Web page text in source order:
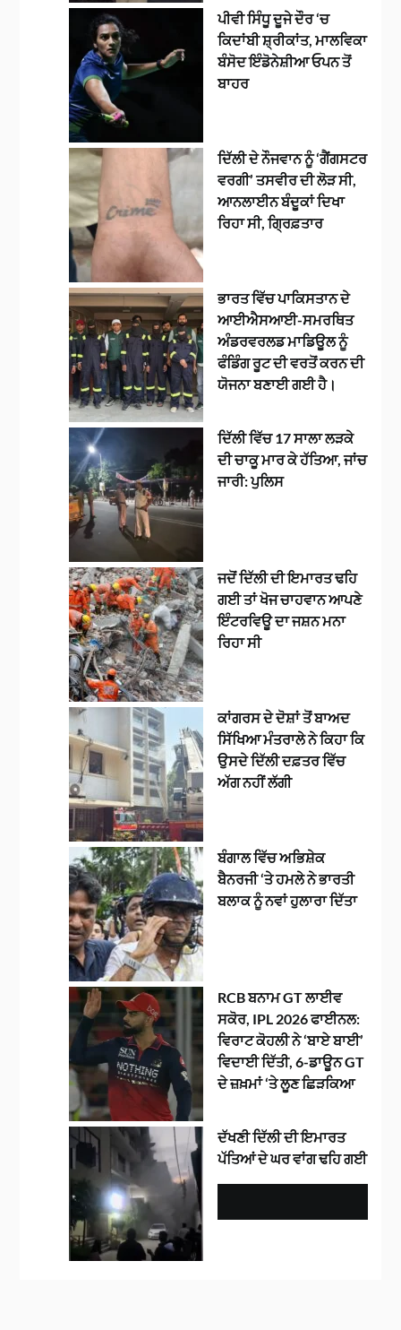
ਪੀਵੀ ਸਿੰਧੂ ਦੂਜੇ ਦੌਰ ‘ਚ
ਕਿਦਾਂਬੀ ਸ਼੍ਰੀਕਾਂਤ, ਮਾਲਵਿਕਾ
ਬੰਸੋਦ ਇੰਡੋਨੇਸ਼ੀਆ ਓਪਨ ਤੋਂ
ਬਾਹਰ
ਦਿੱਲੀ ਦੇ ਨੌਜਵਾਨ ਨੂੰ ‘ਗੈਂਗਸਟਰ
ਵਰਗੀ’ ਤਸਵੀਰ ਦੀ ਲੋੜ ਸੀ,
ਆਨਲਾਈਨ ਬੰਦੂਕਾਂ ਦਿਖਾ
ਰਿਹਾ ਸੀ, ਗ੍ਰਿਫ਼ਤਾਰ
ਭਾਰਤ ਵਿੱਚ ਪਾਕਿਸਤਾਨ ਦੇ
ਆਈਐਸਆਈ-ਸਮਰਥਿਤ
ਅੰਡਰਵਰਲਡ ਮਾਡਿਊਲ ਨੂੰ
ਫੰਡਿੰਗ ਰੂਟ ਦੀ ਵਰਤੋਂ ਕਰਨ ਦੀ
ਯੋਜਨਾ ਬਣਾਈ ਗਈ ਹੈ।
ਦਿੱਲੀ ਵਿੱਚ 17 ਸਾਲਾ ਲੜਕੇ
ਦੀ ਚਾਕੂ ਮਾਰ ਕੇ ਹੱਤਿਆ, ਜਾਂਚ
ਜਾਰੀ: ਪੁਲਿਸ
ਜਦੋਂ ਦਿੱਲੀ ਦੀ ਇਮਾਰਤ ਢਹਿ
ਗਈ ਤਾਂ ਖੋਜ ਚਾਹਵਾਨ ਆਪਣੇ
ਇੰਟਰਵਿਊ ਦਾ ਜਸ਼ਨ ਮਨਾ
ਰਿਹਾ ਸੀ
ਕਾਂਗਰਸ ਦੇ ਦੋਸ਼ਾਂ ਤੋਂ ਬਾਅਦ
ਸਿੱਖਿਆ ਮੰਤਰਾਲੇ ਨੇ ਕਿਹਾ ਕਿ
ਉਸਦੇ ਦਿੱਲੀ ਦਫ਼ਤਰ ਵਿੱਚ
ਅੱਗ ਨਹੀਂ ਲੱਗੀ
ਬੰਗਾਲ ਵਿੱਚ ਅਭਿਸ਼ੇਕ
ਬੈਨਰਜੀ ‘ਤੇ ਹਮਲੇ ਨੇ ਭਾਰਤੀ
ਬਲਾਕ ਨੂੰ ਨਵਾਂ ਹੁਲਾਰਾ ਦਿੱਤਾ
RCB ਬਨਾਮ GT ਲਾਈਵ
ਸਕੋਰ, IPL 2026 ਫਾਈਨਲ:
ਵਿਰਾਟ ਕੋਹਲੀ ਨੇ ‘ਬਾਏ ਬਾਈ’
ਵਿਦਾਈ ਦਿੱਤੀ, 6-ਡਾਊਨ GT
ਦੇ ਜ਼ਖ਼ਮਾਂ ‘ਤੇ ਲੂਣ ਛਿੜਕਿਆ
ਦੱਖਣੀ ਦਿੱਲੀ ਦੀ ਇਮਾਰਤ
ਪੱਤਿਆਂ ਦੇ ਘਰ ਵਾਂਗ ਢਹਿ ਗਈ